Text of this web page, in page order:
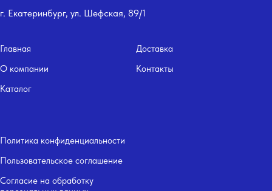
г. Екатеринбург, ул. Шефская, 89/1
Главная
О компании
Каталог
Доставка
Контакты
Политика конфиденциальности
Пользовательское соглашение
Согласие на обработку